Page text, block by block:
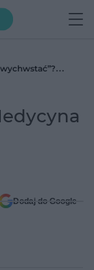
Dodaj do Google